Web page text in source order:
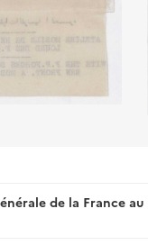
de la France au